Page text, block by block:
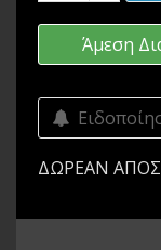
Άμεση
ΔΩΡΕΑΝ